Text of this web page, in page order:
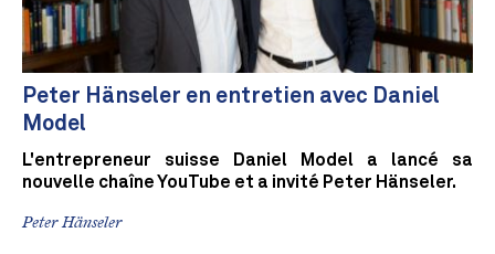
Peter Hänseler en entretien avec Daniel
Model
L'entrepreneur suisse Daniel Model a lancé sa
nouvelle chaîne YouTube et a invité Peter Hänseler.
Peter Hänseler